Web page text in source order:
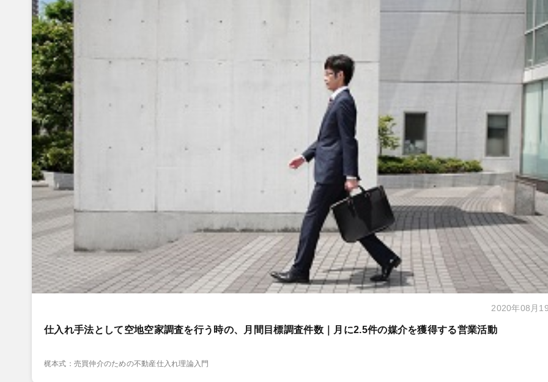
2020年08月
仕入れ手法として空地空家調査を行う時の、月間目標調査件数｜月に2.5件の媒介を獲得する営業活動
梶本式：売買仲介のための不動産仕入れ理論入門